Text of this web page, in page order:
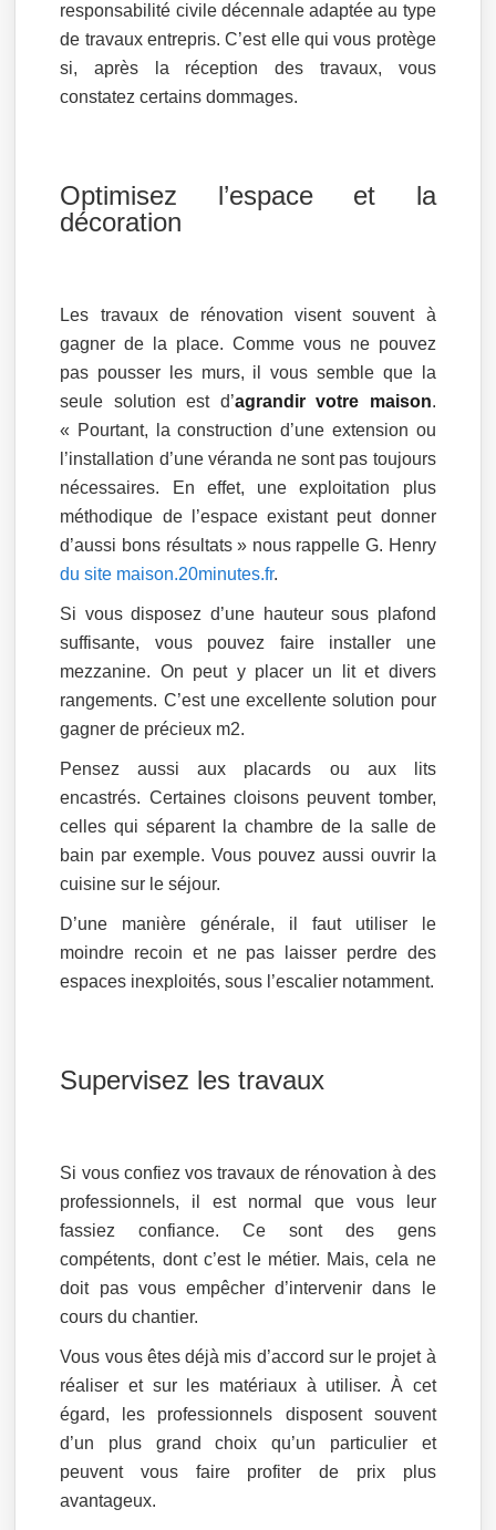
responsabilité civile décennale adaptée au type
de travaux entrepris. C’est elle qui vous protège
si, après la réception des travaux, vous
constatez certains dommages.
Optimisez l’espace et la
décoration
Les travaux de rénovation visent souvent à
gagner de la place. Comme vous ne pouvez
pas pousser les murs, il vous semble que la
seule solution est d’agrandir votre maison.
« Pourtant, la construction d’une extension ou
l’installation d’une véranda ne sont pas toujours
nécessaires. En effet, une exploitation plus
méthodique de l’espace existant peut donner
d’aussi bons résultats » nous rappelle G. Henry
du site maison.20minutes.fr.
Si vous disposez d’une hauteur sous plafond
suffisante, vous pouvez faire installer une
mezzanine. On peut y placer un lit et divers
rangements. C’est une excellente solution pour
gagner de précieux m2.
Pensez aussi aux placards ou aux lits
encastrés. Certaines cloisons peuvent tomber,
celles qui séparent la chambre de la salle de
bain par exemple. Vous pouvez aussi ouvrir la
cuisine sur le séjour.
D’une manière générale, il faut utiliser le
moindre recoin et ne pas laisser perdre des
espaces inexploités, sous l’escalier notamment.
Supervisez les travaux
Si vous confiez vos travaux de rénovation à des
professionnels, il est normal que vous leur
fassiez confiance. Ce sont des gens
compétents, dont c’est le métier. Mais, cela ne
doit pas vous empêcher d’intervenir dans le
cours du chantier.
Vous vous êtes déjà mis d’accord sur le projet à
réaliser et sur les matériaux à utiliser. À cet
égard, les professionnels disposent souvent
d’un plus grand choix qu’un particulier et
peuvent vous faire profiter de prix plus
avantageux.